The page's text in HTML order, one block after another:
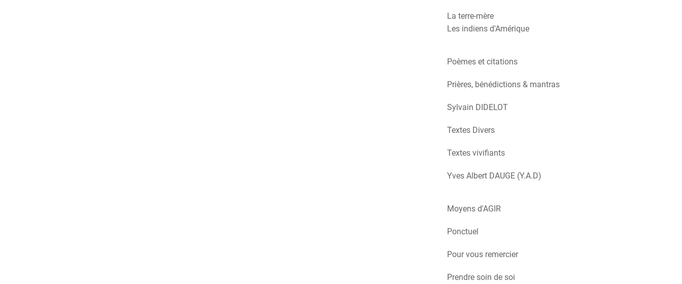
La terre-mère
Les indiens d'Amérique
Poèmes et citations
Prières, bénédictions & mantras
Sylvain DIDELOT
Textes Divers
Textes vivifiants
Yves Albert DAUGE (Y.A.D)
Moyens d'AGIR
Ponctuel
Pour vous remercier
Prendre soin de soi